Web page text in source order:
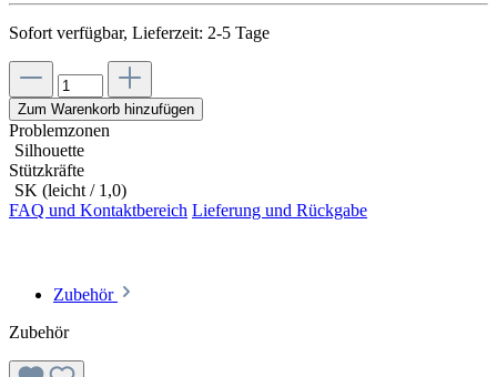
Sofort verfügbar, Lieferzeit: 2-5 Tage
Zum Warenkorb hinzufügen
Problemzonen
Silhouette
Stützkräfte
SK (leicht / 1,0)
FAQ und Kontaktbereich Lieferung und Rückgabe
Zubehör
Zubehör